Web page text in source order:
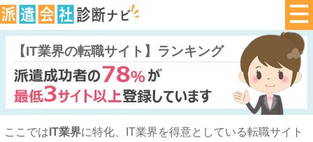
【IT業界の転職サイト】ランキング
ここでは IT業界に特化、IT業界を得意としている転職サイト